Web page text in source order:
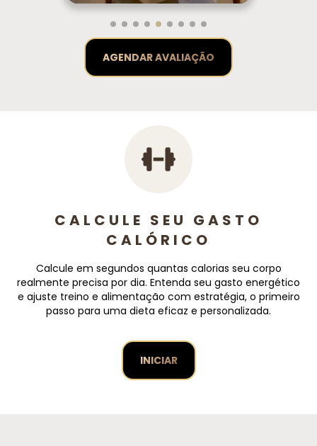
AGENDAR AVALIAÇÃO
CALCULE SEU GASTO
CALÓRICO
Calcule em segundos quantas calorias seu corpo
realmente precisa por dia. Entenda seu gasto energético
e ajuste treino e alimentação com estratégia, o primeiro
passo para uma dieta eficaz e personalizada.
INICIAR